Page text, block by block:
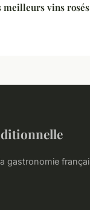
meilleurs vins
gastronomie